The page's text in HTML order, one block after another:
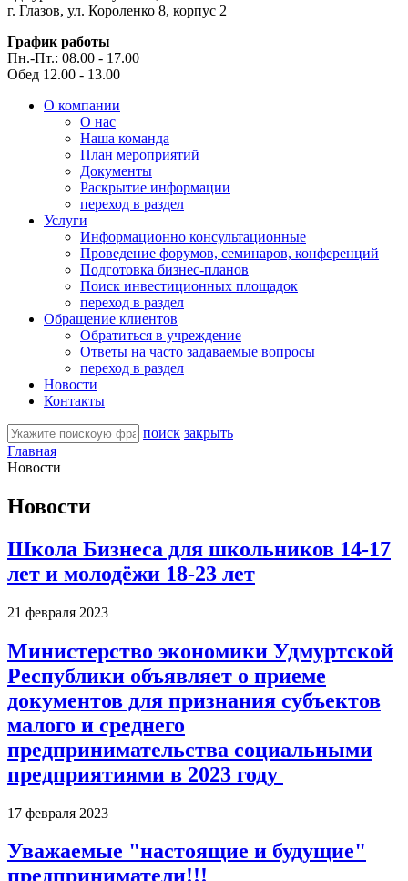
г. Глазов, ул. Короленко 8, корпус 2
График работы
Пн.-Пт.: 08.00 - 17.00
Обед 12.00 - 13.00
О компании
О нас
Наша команда
План мероприятий
Документы
Раскрытие информации
переход в раздел
Услуги
Информационно консультационные
Проведение форумов, семинаров, конференций
Подготовка бизнес-планов
Поиск инвестиционных площадок
переход в раздел
Обращение клиентов
Обратиться в учреждение
Ответы на часто задаваемые вопросы
переход в раздел
Новости
Контакты
поиск закрыть
Главная
Новости
Новости
Школа Бизнеса для школьников 14-17
лет и молодёжи 18-23 лет
21 февраля 2023
Министерство экономики Удмуртской
Республики объявляет о приеме
документов для признания субъектов
малого и среднего
предпринимательства социальными
предприятиями в 2023 году
17 февраля 2023
Уважаемые "настоящие и будущие"
предприниматели!!!